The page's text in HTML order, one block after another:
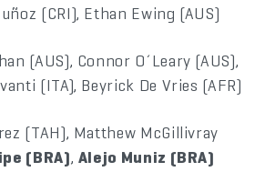
(CRI), Ethan Ewing (AUS)
(AUS), Connor O´Leary (AUS),
(ITA), Beyrick De Vries (AFR)
(TAH), Matthew McGillivray
(BRA), Alejo Muniz (BRA)